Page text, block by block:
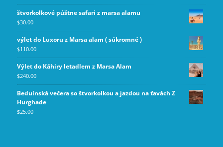
štvorkolkové púštne safari z marsa alamu
$30.00
výlet do Luxoru z Marsa alam ( súkromné )
$110.00
Výlet do Káhiry letadlem z Marsa Alam
$240.00
Beduínská večera so štvorkolkou a jazdou na ťavách Z
Hurghade
$25.00